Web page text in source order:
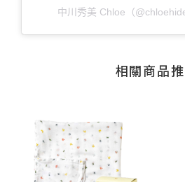
中川秀美 Chloe（
相關商品